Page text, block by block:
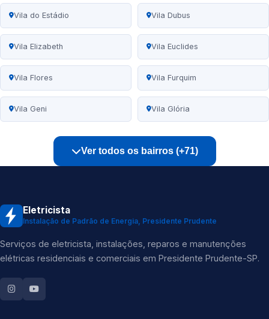
Vila do Estádio Vila Dubus
Vila Elizabeth Vila Euclides
Vila Flores Vila Furquim
Vila Geni Vila Glória
Ver todos os bairros (+71)
Eletricista
Instalação de Padrão de Energia, Presidente Prudente
Serviços de eletricista, instalações, reparos e manutenções
elétricas residenciais e comerciais em Presidente Prudente-SP.